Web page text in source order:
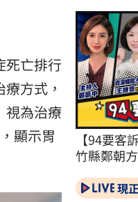
死亡排行
方式，
視為治療
顯示胃
【94要客
竹縣鄭朝
現